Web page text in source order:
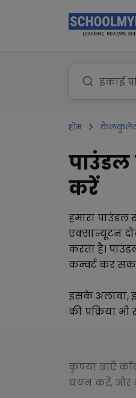
होम
पाउंडल
करें
हमारापाउंडल
एक्सान्यूटन
करता है।
कन्वर्ट कर
इसके अलावा,
की प्रक्रिया
कृपया बाएँ
चयन करें, और